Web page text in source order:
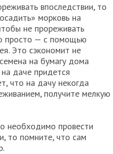
впоследствии, то
морковь на
не прореживать
просто — с помощью
Это сэкономит не
на бумагу дома
даче придется
что на дачу некогда
получите мелкую
необходимо провести
то помните, что сам